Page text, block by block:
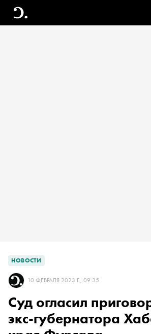
НОВОСТИ
10 ФЕВРАЛЯ 2023 Г., 09:35
Суд огласил
экс-губернатора